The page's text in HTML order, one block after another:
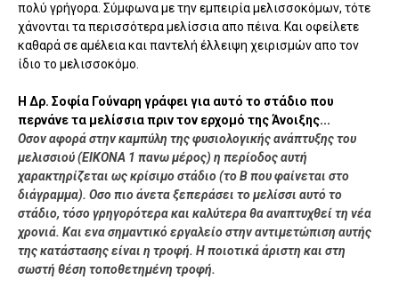
πολύ γρήγορα. Σύμφωνα με την εμπειρία μελισσοκόμων, τότε
χάνονται τα περισσότερα μελίσσια απο πέινα. Και οφείλετε
καθαρά σε αμέλεια και παντελή έλλειψη χειρισμών απο τον
ίδιο το μελισσοκόμο.
Η Δρ. Σοφία Γούναρη γράφει για αυτό το στάδιο που
περνάνε τα μελίσσια πριν τον ερχομό της Άνοιξης...
Οσον αφορά στην καμπύλη της φυσιολογικής ανάπτυξης του
μελισσιού (ΕΙΚΟΝΑ 1 πανω μέρος) η περίοδος αυτή
χαρακτηρίζεται ως κρίσιμο στάδιο (το Β που φαίνεται στο
διάγραμμα). Οσο πιο άνετα ξεπεράσει το μελίσσι αυτό το
στάδιο, τόσο γρηγορότερα και καλύτερα θα αναπτυχθεί τη νέα
χρονιά. Και ενα σημαντικό εργαλείο στην αντιμετώπιση αυτής
της κατάστασης είναι η τροφή. Η ποιοτικά άριστη και στη
σωστή θέση τοποθετημένη τροφή.